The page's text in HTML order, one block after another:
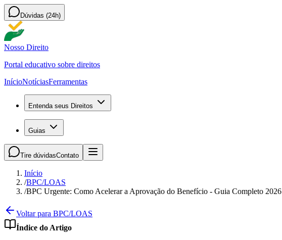
Dúvidas (24h)
Nosso Direito
Portal educativo sobre direitos
InícioNotíciasFerramentas
Entenda seus Direitos
Guias
Tire dúvidasContato
Início
/BPC/LOAS
/BPC Urgente: Como Acelerar a Aprovação do Benefício - Guia Completo 2026
Voltar para BPC/LOAS
Índice do Artigo